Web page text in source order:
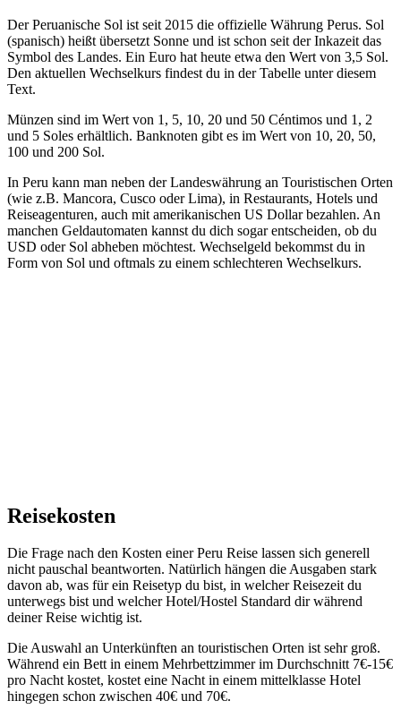
Der Peruanische Sol ist seit 2015 die offizielle Währung Perus. Sol
(spanisch) heißt übersetzt Sonne und ist schon seit der Inkazeit das
Symbol des Landes. Ein Euro hat heute etwa den Wert von 3,5 Sol.
Den aktuellen Wechselkurs findest du in der Tabelle unter diesem
Text.
Münzen sind im Wert von 1, 5, 10, 20 und 50 Céntimos und 1, 2
und 5 Soles erhältlich. Banknoten gibt es im Wert von 10, 20, 50,
100 und 200 Sol.
In Peru kann man neben der Landeswährung an Touristischen Orten
(wie z.B. Mancora, Cusco oder Lima), in Restaurants, Hotels und
Reiseagenturen, auch mit amerikanischen US Dollar bezahlen. An
manchen Geldautomaten kannst du dich sogar entscheiden, ob du
USD oder Sol abheben möchtest. Wechselgeld bekommst du in
Form von Sol und oftmals zu einem schlechteren Wechselkurs.
Reisekosten
Die Frage nach den Kosten einer Peru Reise lassen sich generell
nicht pauschal beantworten. Natürlich hängen die Ausgaben stark
davon ab, was für ein Reisetyp du bist, in welcher Reisezeit du
unterwegs bist und welcher Hotel/Hostel Standard dir während
deiner Reise wichtig ist.
Die Auswahl an Unterkünften an touristischen Orten ist sehr groß.
Während ein Bett in einem Mehrbettzimmer im Durchschnitt 7€-15€
pro Nacht kostet, kostet eine Nacht in einem mittelklasse Hotel
hingegen schon zwischen 40€ und 70€.